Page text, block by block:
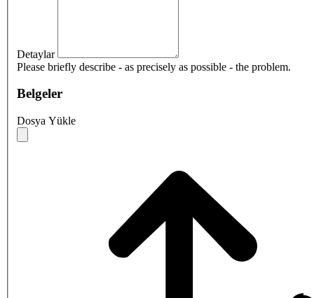
Detaylar
Please briefly describe - as precisely as possible - the problem.
Belgeler
Dosya Yükle